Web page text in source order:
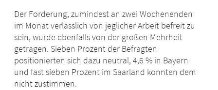
Der Forderung, zumindest an zwei Wochenenden
im Monat verlässlich von jeglicher Arbeit befreit zu
sein, wurde ebenfalls von der großen Mehrheit
getragen. Sieben Prozent der Befragten
positionierten sich dazu neutral, 4,6 % in Bayern
und fast sieben Prozent im Saarland konnten dem
nicht zustimmen.